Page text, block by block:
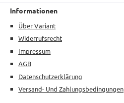
Informationen
Über Variant
Widerrufsrecht
Impressum
AGB
Datenschutzerklärung
Versand- Und Zahlungsbedingungen